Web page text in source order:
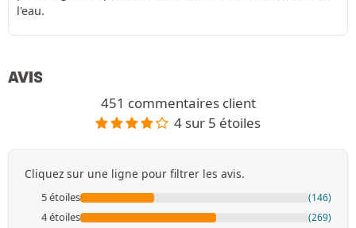
l'eau.
AVIS
451 commentaires client
4 sur 5 étoiles
Cliquez sur une ligne pour filtrer les avis.
5 étoiles (146)
4 étoiles (269)